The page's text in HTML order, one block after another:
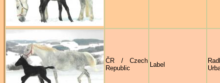
ČR / Czech
Republic
Label